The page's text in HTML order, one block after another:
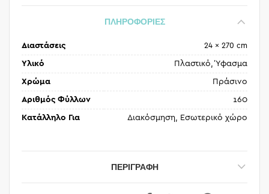
ΠΛΗΡΟΦΟΡΙΕΣ
Διαστάσεις 24 × 270 cm
Υλικό Πλαστικό, Ύφασμα
Χρώμα Πράσινο
Αριθμός Φύλλων 160
Κατάλληλο Για Διακόσμηση, Εσωτερικό χώρο
ΠΕΡΙΓΡΑΦΉ